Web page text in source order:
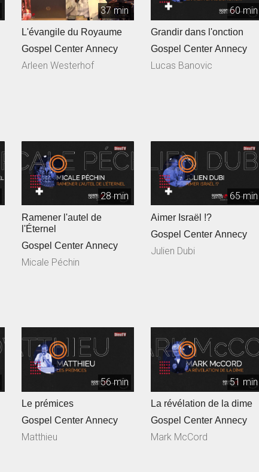
37 min
L'évangile du Royaume
Gospel Center Annecy
Arleen Westerhof
60 min
Grandir dans l'onction
Gospel Center Annecy
Lucas Banovic
28 min
Ramener l'autel de
l'Éternel
Gospel Center Annecy
Micale Péchin
65 min
Aimer Israël !?
Gospel Center Annecy
Julien Dubi
56 min
Le prémices
Gospel Center Annecy
Matthieu
51 min
La révélation de la dime
Gospel Center Annecy
Mark McCord